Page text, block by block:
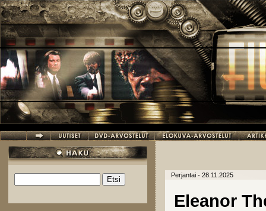
Hyppää pääsisältöön
Hakulomake
Perjantai - 28.11.2025
Eleanor